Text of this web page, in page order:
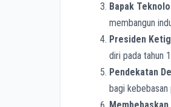
Bapak
membangun
Presiden
diri pada tahun
Pendekatan
bagi